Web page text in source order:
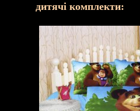
дитячі комплекти: